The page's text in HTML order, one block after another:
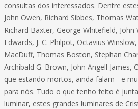
consultas dos interessados. Dentre
John Owen, Richard Sibbes, Thomas
Richard Baxter, George Whitefield, John
Edwards, J. C. Philpot, Octavius
MacDuff, Thomas Boston, Stephan
Archibald G. Brown, John Angell James,
que estando mortos, ainda falam - e
para nós. Tudo o que tenho feito é
luminar, estes grandes luminares de